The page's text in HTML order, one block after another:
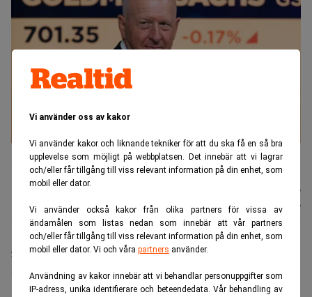
Vi använder oss av kakor
Vi använder kakor och liknande tekniker för att du ska få en så bra
upplevelse som möjligt på webbplatsen. Det innebär att vi lagrar
och/eller får tillgång till viss relevant information på din enhet, som
mobil eller dator.
Vi använder också kakor från olika partners för vissa av
ändamålen som listas nedan som innebär att vår partners
och/eller får tillgång till viss relevant information på din enhet, som
mobil eller dator. Vi och våra partners använder.
Användning av kakor innebär att vi behandlar personuppgifter som
IP-adress, unika identifierare och beteendedata. Vår behandling av
David Solomon är vd på Goldman Sachs, en av
investmentbankerna som går bra just nu. (Foto: Seth Wenig/AP/TT).
Johannes
Stenlund
13 juli 2026
Uppdaterad: 13 juli 2026
Stora börsnoteringar är ett skäl till att
investmentbankerna väntas presentera stora vinster.
Men även tradingverksamheten hjälper till.